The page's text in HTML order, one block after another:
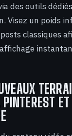
des outils
Visez un poids
classiques
ET